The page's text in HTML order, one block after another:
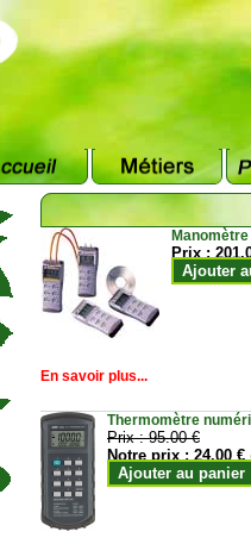
Prix :
Ajouter
En savoir plus...
Thermomètre
Prix :95.00 €
Notre prix :24.00 €
Ajouter au panier